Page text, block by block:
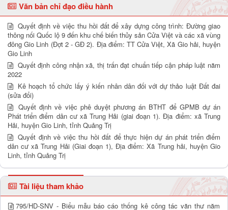
Văn bản chỉ đạo điều hành
Quyết định về việc thu hồi đất để xây dựng công trình: Đường giao
thông nối Quốc lộ 9 đến khu chế biến thủy sản Cửa Việt và các xã vùng
đông Gio Linh (Đợt 2 - GĐ 2). Địa điểm: TT Cửa Việt, Xã Gio hải, huyện
Gio Linh
Quyết định công nhận xã, thị trấn đạt chuẩn tiếp cận pháp luật năm
2022
Kê hoạch tổ chức lấy ý kiến nhân dân đối với dự thảo luật Đất đai
(sửa đổi)
Quyết định về việc phê duyệt phương án BTHT để GPMB dự án
Phát triển điểm dân cư xã Trung Hải (giai đoạn 1). Địa điểm: xã Trung
Hải, huyện Gio Linh, tỉnh Quảng Trị
Quyết định về việc thu hồi đất để thực hiện dự án phát triển điểm
dân cư xã Trung Hải (Giai đoạn 1), Địa điểm: Xã Trung hải, huyện Gio
Linh, tỉnh Quảng Trị
Tài liệu tham khảo
795/HD-SNV - Biểu mẫu báo cáo thống kê công tác văn thư năm